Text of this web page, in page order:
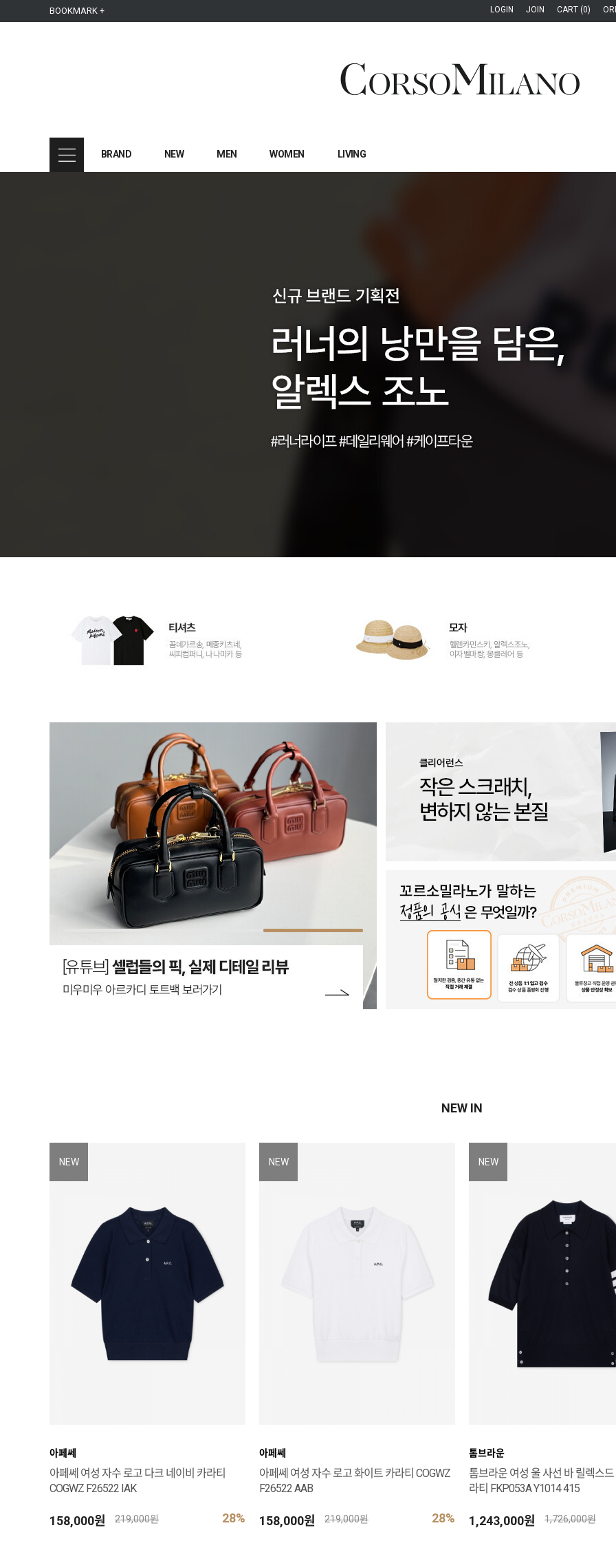
본문 바로가기
주메뉴 바로가기
사이드메뉴 바로가기
BOOKMARK + LOGIN JOIN CART (0)
BRAND NEW MEN WOMEN LIVING
NEW IN
NEW
아페쎄
아페쎄 여성 자수 로고 다크 네이비 카라티
COGWZ F26522 IAK
158,000원 28%
219,000원
NEW
아페쎄
아페쎄 여성 자수 로고 화이트 카라티 COGWZ
F26522 AAB
158,000원 28%
219,000원
NEW
톰브라운
톰브라운 여성 울 사선 바 릴렉스
라티 FKP053A Y1014 415
1,243,000원 1,726,000원